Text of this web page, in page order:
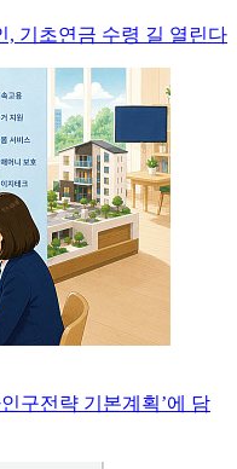
, 기초연금 수령 길 열린다
구전략 기본계획’에 담